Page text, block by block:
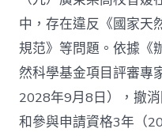
中，存在違反《國家天
規范》等問題。依據《
然科學基金項目評審專
2028年9月8日），撤
和參與申請資格3年（